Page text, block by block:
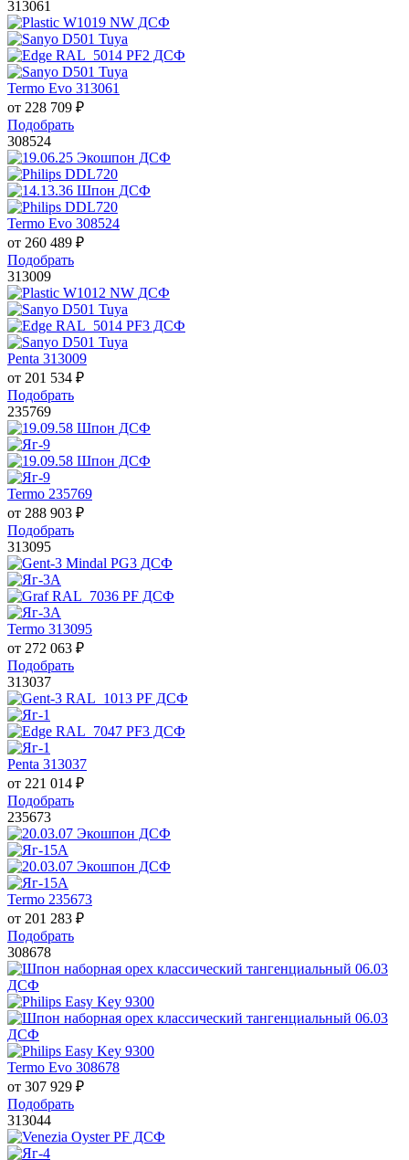
313061
Termo Evo 313061
от 228 709 ₽
Подобрать
308524
Termo Evo 308524
от 260 489 ₽
Подобрать
313009
Penta 313009
от 201 534 ₽
Подобрать
235769
Termo 235769
от 288 903 ₽
Подобрать
313095
Termo 313095
от 272 063 ₽
Подобрать
313037
Penta 313037
от 221 014 ₽
Подобрать
235673
Termo 235673
от 201 283 ₽
Подобрать
308678
Termo Evo 308678
от 307 929 ₽
Подобрать
313044